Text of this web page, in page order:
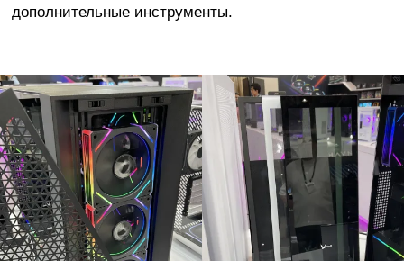
дополнительные инструменты.